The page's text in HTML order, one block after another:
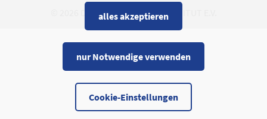
Cookie-Einstellungen
alles akzeptieren
nur Notwendige verwenden
© 2026 DEUTSCHES JUGENDINSTITUT E.V.